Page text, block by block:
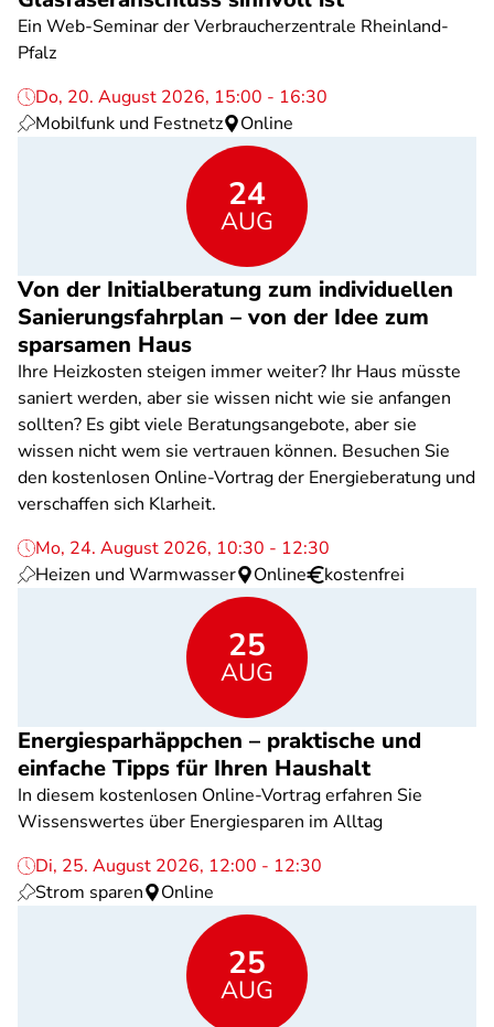
Ein Web-Seminar der Verbraucherzentrale Rheinland-
Pfalz
Do, 20. August 2026, 15:00 - 16:30
Mobilfunk und Festnetz
Online
24
AUG
Von der Initialberatung zum individuellen
Sanierungsfahrplan – von der Idee zum
sparsamen Haus
Ihre Heizkosten steigen immer weiter? Ihr Haus müsste
saniert werden, aber sie wissen nicht wie sie anfangen
sollten? Es gibt viele Beratungsangebote, aber sie
wissen nicht wem sie vertrauen können. Besuchen Sie
den kostenlosen Online-Vortrag der Energieberatung und
verschaffen sich Klarheit.
Mo, 24. August 2026, 10:30 - 12:30
Heizen und Warmwasser
Online kostenfrei
25
AUG
Energiesparhäppchen – praktische und
einfache Tipps für Ihren Haushalt
In diesem kostenlosen Online-Vortrag erfahren Sie
Wissenswertes über Energiesparen im Alltag
Di, 25. August 2026, 12:00 - 12:30
Strom sparen
Online
25
AUG